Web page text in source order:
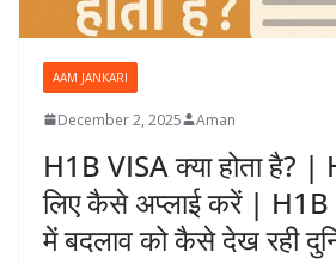
AAM JANKARI
December 2, 2025 Aman
H1B VISA क्या होता है?
लिए कैसे अप्लाई करें |
में बदलाव को कैसे देख रही